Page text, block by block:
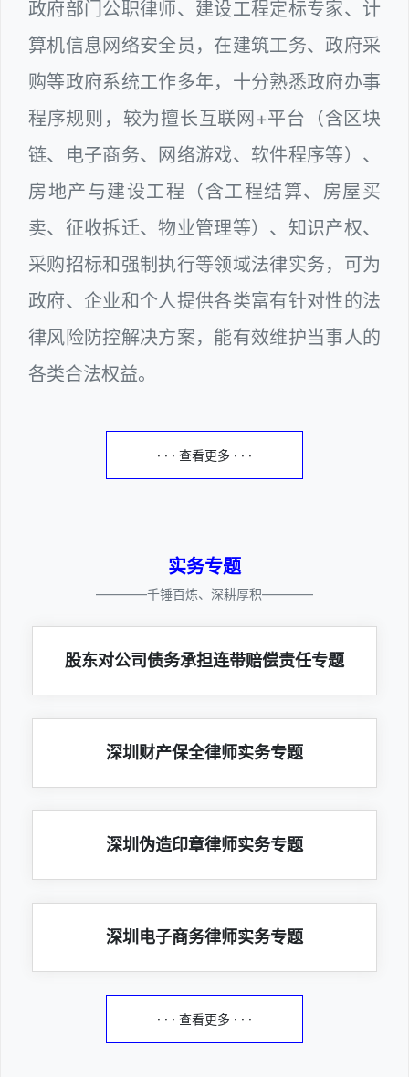
政府部门公职律师、建设工程定标专家、计
算机信息网络安全员，在建筑工务、政府采
购等政府系统工作多年，十分熟悉政府办事
程序规则，较为擅长互联网+平台（含区块
链、电子商务、网络游戏、软件程序等）、
房地产与建设工程（含工程结算、房屋买
卖、征收拆迁、物业管理等）、知识产权、
采购招标和强制执行等领域法律实务，可为
政府、企业和个人提供各类富有针对性的法
律风险防控解决方案，能有效维护当事人的
各类合法权益。
· · · 查看更多 · · ·
实务专题
————千锤百炼、深耕厚积————
股东对公司债务承担连带赔偿责任专题
深圳财产保全律师实务专题
深圳伪造印章律师实务专题
深圳电子商务律师实务专题
· · · 查看更多 · · ·